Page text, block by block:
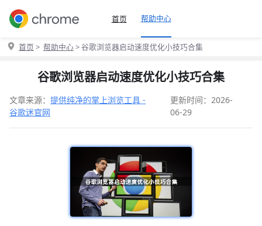
首页 帮助中心
首页 > 帮助中心> 谷歌浏览器启动速度优化小技巧合集
谷歌浏览器启动速度优化小技巧合集
文章来源： 提供纯净的掌上浏览工具 -
谷歌迷官网
更新时间：2026-
06-29